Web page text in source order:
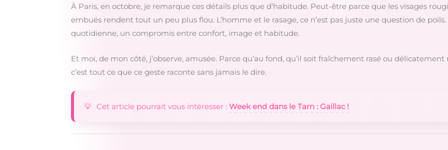
À Paris, en octobre, je remarque ces détails plus que d’habitude. Peut-être parce que les visages
embués rendent tout un peu plus flou. L’homme et le rasage, ce n’est pas juste une question de
quotidienne, un compromis entre confort, image et habitude.
Et moi, de mon côté, j’observe, amusée. Parce qu’au fond, qu’il soit fraîchement rasé ou
c’est tout ce que ce geste raconte sans jamais le dire.
Cet article pourrait vous intéresser : Week end dans le Tarn : Gaillac !